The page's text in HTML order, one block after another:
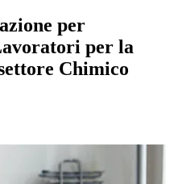
per
per la
Chimico